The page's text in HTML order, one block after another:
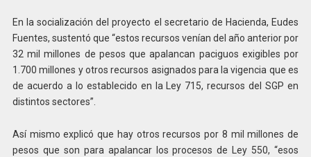
En la socialización del proyecto el secretario de Hacienda, Eudes
Fuentes, sustentó que “estos recursos venían del año anterior por
32 mil millones de pesos que apalancan paciguos exigibles por
1.700 millones y otros recursos asignados para la vigencia que es
de acuerdo a lo establecido en la Ley 715, recursos del SGP en
distintos sectores”.
Así mismo explicó que hay otros recursos por 8 mil millones de
pesos que son para apalancar los procesos de Ley 550, “esos